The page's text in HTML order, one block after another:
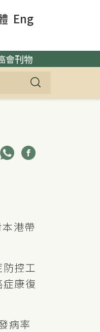
Eng
會刊物
港帶
控工
康復
病率